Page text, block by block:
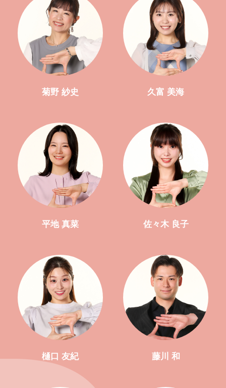
菊野 紗史 久富 美海
平地 真菜 佐々木 良子
樋口 友紀 藤川 和